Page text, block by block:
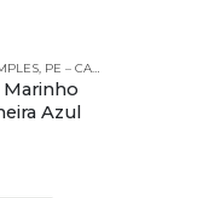
, PE – CABRESTOS
Azul